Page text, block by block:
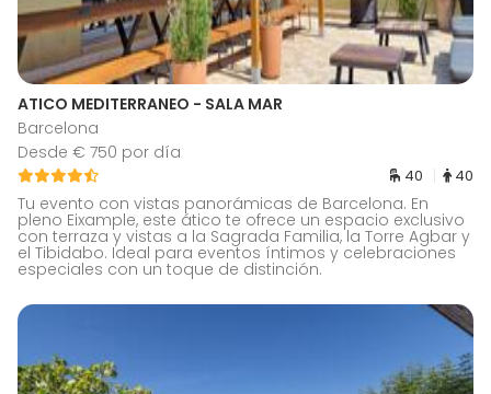
ATICO MEDITERRANEO - SALA MAR
Barcelona
Desde € 750 por día
40 40
Tu evento con vistas panorámicas de Barcelona. En
pleno Eixample, este ático te ofrece un espacio exclusivo
con terraza y vistas a la Sagrada Familia, la Torre Agbar y
el Tibidabo. Ideal para eventos íntimos y celebraciones
especiales con un toque de distinción.